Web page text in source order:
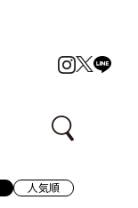
人気順